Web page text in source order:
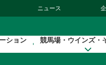
ニュース
ション 競馬場・ウインズ・